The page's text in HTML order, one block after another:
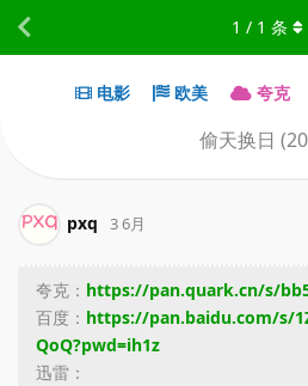
电影 欧美 夸克
偷天换日
1 / 1 条
pxq 3 6月
夸克： https://pan.quark.cn/s/
百度： https://pan.baidu.com/s/
QoQ?pwd=ih1z
迅雷：